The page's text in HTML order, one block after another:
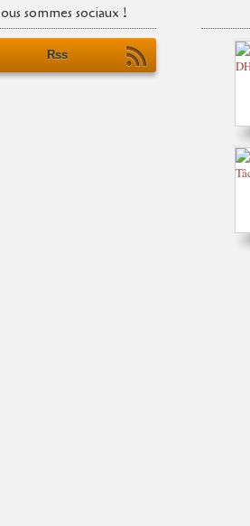
sommes sociaux !
Rss